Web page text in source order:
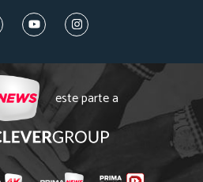
este parte a